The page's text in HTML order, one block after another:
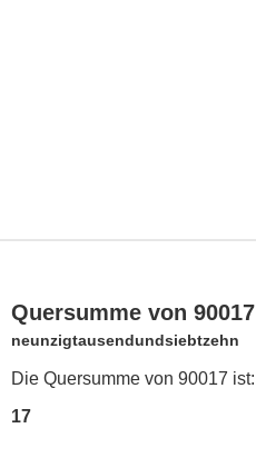
Quersumme von 90017
neunzigtausendundsiebtzehn
Die Quersumme von 90017 ist:
17